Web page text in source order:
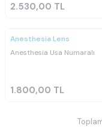
2.530,00 TL
Ücretsiz
Tükendi
Anesthesia Lens
Anesthesia Usa Numaralı
1.800,00 TL